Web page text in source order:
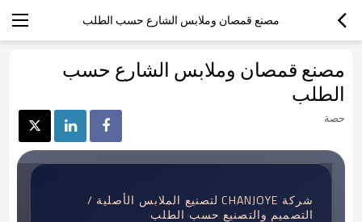
مصنع قمصان وملابس الشارع حسب الطلب
مصنع قمصان وملابس الشارع حسب
الطلب
حصة
شركة CHANJOYE لتصنيع الملابس الأصلية /
التصميم والتصنيع حسب الطلب